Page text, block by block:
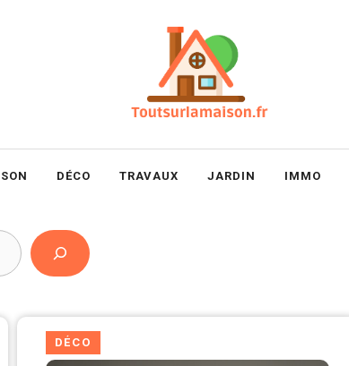
DÉCO TRAVAUX JARDIN IMMO
DÉCO